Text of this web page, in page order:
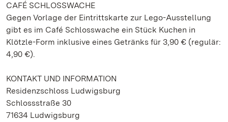
CAFÉ SCHLOSSWACHE
Gegen Vorlage der Eintrittskarte zur Lego-Ausstellung
gibt es im Café Schlosswache ein Stück Kuchen in
Klötzle-Form inklusive eines Getränks für 3,90 € (regulär:
4,90 €).
KONTAKT UND INFORMATION
Residenzschloss Ludwigsburg
Schlossstraße 30
71634 Ludwigsburg